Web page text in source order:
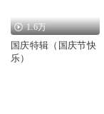
1.6万
国庆特辑（国庆节快
乐）